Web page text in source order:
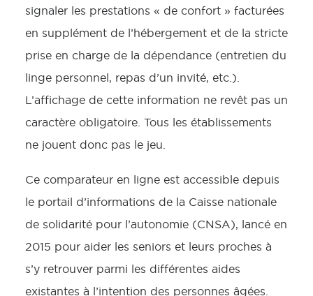
signaler les prestations « de confort » facturées
en supplément de l’hébergement et de la stricte
prise en charge de la dépendance (entretien du
linge personnel, repas d’un invité, etc.).
L’affichage de cette information ne revêt pas un
caractère obligatoire. Tous les établissements
ne jouent donc pas le jeu.
Ce comparateur en ligne est accessible depuis
le portail d’informations de la Caisse nationale
de solidarité pour l’autonomie (CNSA), lancé en
2015 pour aider les seniors et leurs proches à
s’y retrouver parmi les différentes aides
existantes à l’intention des personnes âgées.